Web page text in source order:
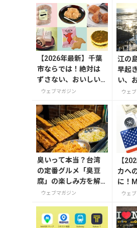
【2026年最新】千葉
市ならでは！絶対は
ずさない、おいしい
お土産10選
ウェブマガジン
江の
早起
い、
たく
ウェ
臭いって本当？台湾
の定番グルメ「臭豆
腐」の楽しみ方を解
説！定番メニューと
ウェブマガジン
【
カへ
に！
録方
ウェ